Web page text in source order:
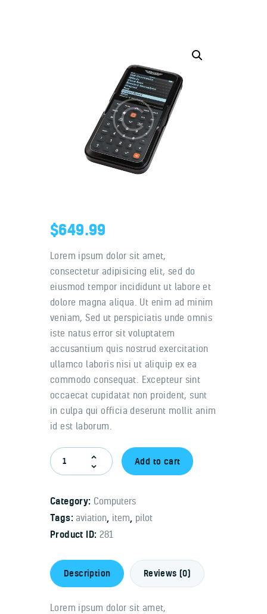
Our benefits
Contacts
$649.99
Lorem ipsum dolor sit amet,
consectetur adipisicing elit, sed do
eiusmod tempor incididunt ut labore et
dolore magna aliqua. Ut enim ad minim
veniam, Sed ut perspiciatis unde omnis
iste natus error sit voluptatem
accusantium quis nostrud exercitation
ullamco laboris nisi ut aliquip ex ea
commodo consequat. Excepteur sint
occaecat cupidatat non proident, sunt
in culpa qui officia deserunt mollit anim
id est laborum.
Add to cart
Category: Computers
Tags:aviation item pilot
Product ID: 281
Description Reviews (0)
Lorem ipsum dolor sit amet,